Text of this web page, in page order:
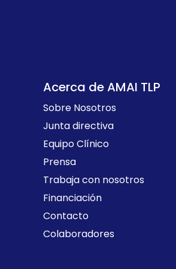
Acerca de AMAI TLP
Sobre Nosotros
Junta directiva
Equipo Clínico
Prensa
Trabaja con nosotros
Financiación
Contacto
Colaboradores